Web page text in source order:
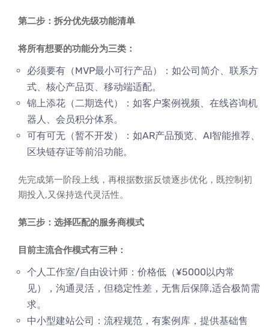
第二步：拆分优先级功能清单
将所有想要的功能分为三类：
必须要有（MVP最小可行产品）：如公司简介、联系方
式、核心产品页、移动端适配。
锦上添花（二期迭代）：如客户案例视频、在线咨询机
器人、会员积分体系。
可有可无（暂不开发）：如AR产品预览、AI智能推荐、
区块链存证等前沿功能。
先完成第一阶段上线，再根据数据反馈逐步优化，既控制初
期投入,又保持迭代灵活性。
第三步：选择匹配的服务商模式
目前主流合作模式有三种：
个人工作室/自由设计师：价格低（¥5000以内常
见），沟通灵活，但稳定性差，无售后保障,适合极简需
求。
中小型建站公司：流程规范，有案例库，提供基础售